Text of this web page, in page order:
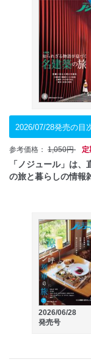
2026/07/28発売の目
参考価格： 1,050円
「ノジュール」は
の旅と暮らしの情報
2026/06/28
発売号